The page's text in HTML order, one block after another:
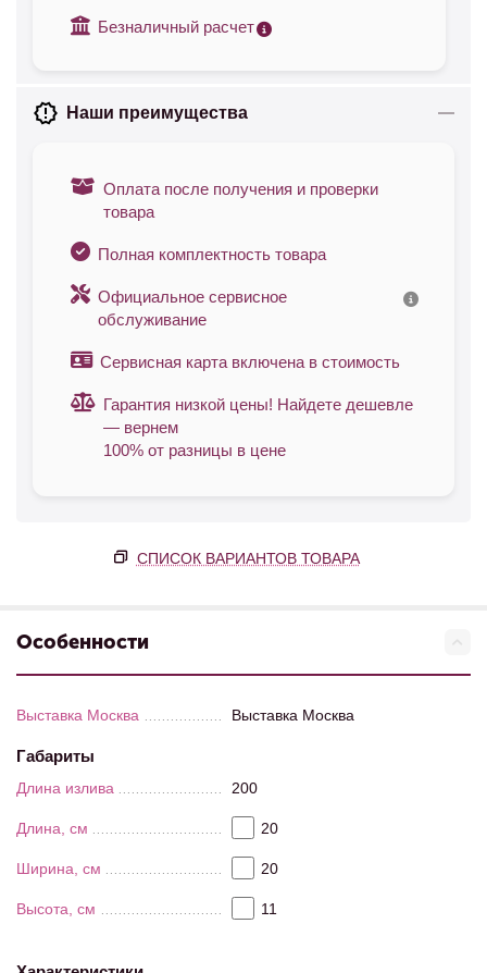
Безналичный расчет
Наши преимущества
Оплата после получения и проверки
товара
Полная комплектность товара
Официальное сервисное
обслуживание
Сервисная карта включена в стоимость
Гарантия низкой цены! Найдете дешевле
— вернем
100% от разницы в цене
СПИСОК ВАРИАНТОВ ТОВАРА
Особенности
Выставка Москва Выставка Москва
Габариты
Длина излива 200
Длина, см 20
Ширина, см 20
Высота, см 11